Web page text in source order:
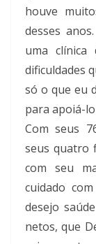
houve
desses
uma clínica
dificuldades
só o que eu
para apoiá-lo
Com seus
seus quatro
com seu
cuidado
desejo
netos, que